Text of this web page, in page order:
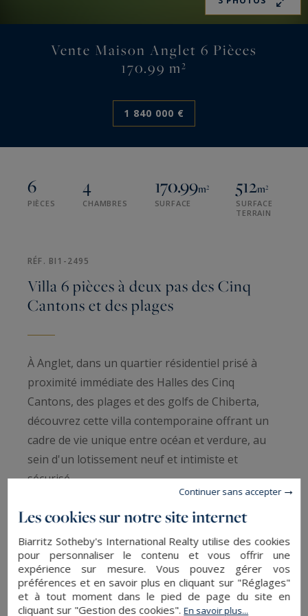
Vente Maison Anglet 6 Pièces
170.99 m²
1 840 000 €
6
PIÈCES
4
CHAMBRES
170.99m²
SURFACE
512m²
SURFACE
TERRAIN
RÉF. BI1-2495
Villa 6 pièces à deux pas des Cinq
Cantons et des plages
À Anglet, dans un quartier résidentiel prisé à
proximité immédiate des Halles des Cinq
Cantons, des plages et des golfs de Chiberta,
découvrez cette villa contemporaine offrant un
cadre de vie unique entre océan et verdure, au
sein d'un lotissement neuf et intimiste et
sécurisé.
Répartie sur deux niveaux, elle propose de
beaux volumes baignés de lumière avec un vaste
séjour ouvert sur terrasse et jardin paysager,
une cuisine moderne prolongée par l’espace
repas, ainsi que plusieurs suites avec dressing et
Les cookies sur notre site internet
Biarritz Sotheby's International Realty utilise des cookies
pour personnaliser le contenu et vous offrir une
expérience sur mesure. Vous pouvez gérer vos
préférences et en savoir plus en cliquant sur "Réglages"
et à tout moment dans le pied de page du site en
cliquant sur "Gestion des cookies".En savoir plus...
Continuer sans accepter